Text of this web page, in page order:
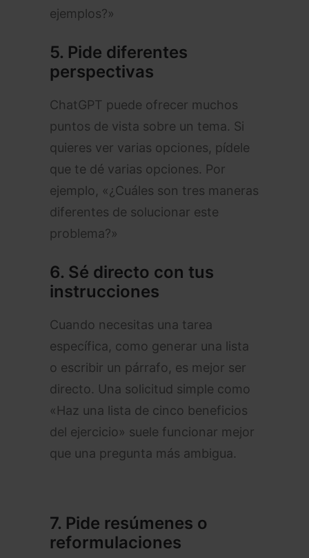
ejemplos?»
5. Pide diferentes
perspectivas
ChatGPT puede ofrecer muchos
puntos de vista sobre un tema. Si
quieres ver varias opciones, pídele
que te dé varias opciones. Por
ejemplo, «¿Cuáles son tres maneras
diferentes de solucionar este
problema?»
6. Sé directo con tus
instrucciones
Cuando necesitas una tarea
específica, como generar una lista
o escribir un párrafo, es mejor ser
directo. Una solicitud simple como
«Haz una lista de cinco beneficios
del ejercicio» suele funcionar mejor
que una pregunta más ambigua.
7. Pide resúmenes o
reformulaciones